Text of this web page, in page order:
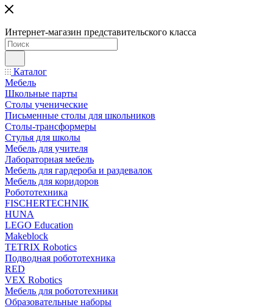
Интернет-магазин представительского класса
Каталог
Мебель
Школьные парты
Столы ученические
Письменные столы для школьников
Столы-трансформеры
Стулья для школы
Мебель для учителя
Лабораторная мебель
Мебель для гардероба и раздевалок
Мебель для коридоров
Робототехника
FISCHERTECHNIK
HUNA
LEGO Education
Makeblock
TETRIX Robotics
Подводная робототехника
RED
VEX Robotics
Мебель для робототехники
Образовательные наборы